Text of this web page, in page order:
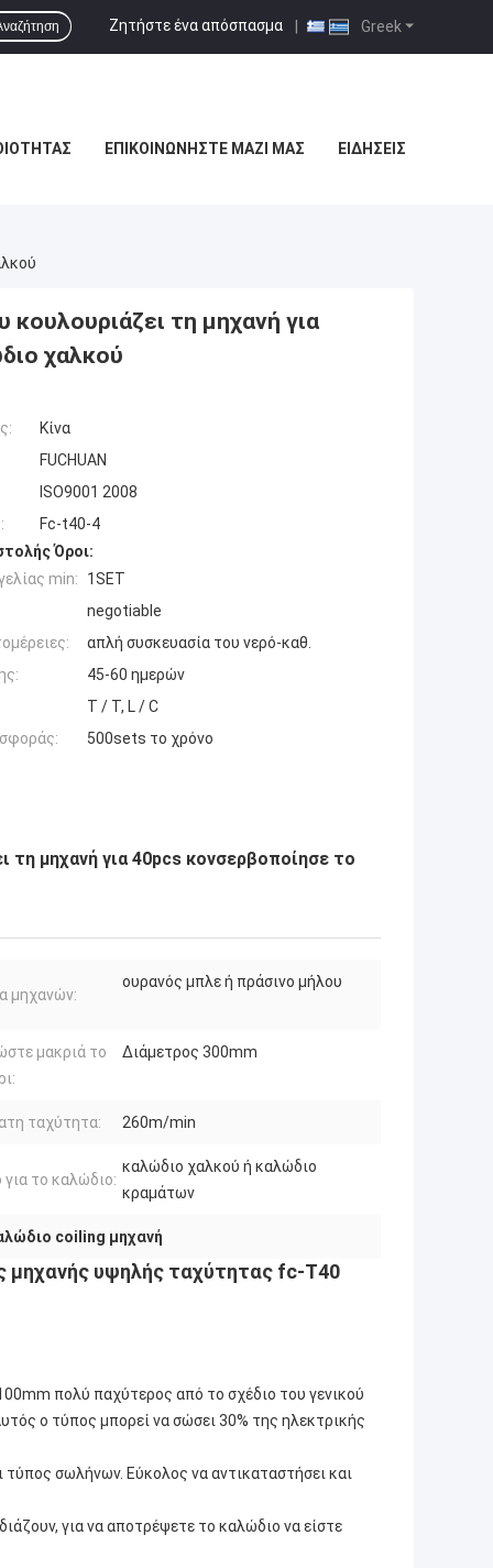
Greek
Ζητήστε ένα απόσπασμα |
ΕΠΙΚΟΙΝΩΝΉΣΤΕ ΜΑΖΊ ΜΑΣ ΕΙΔΉΣΕΙΣ
τη μηχανή για
χαλκού
Κίνα
FUCHUAN
ISO9001 2008
Fc-t40-4
Όροι:
min:
1SET
negotiable
απλή συσκευασία του νερό-καθ.
45-60 ημερών
T / T, L / C
500sets το χρόνο
τη μηχανή για 40pcs κονσερβοποίησε το
μηχανών:
ουρανός μπλε ή πράσινο μήλου
μακριά το
Διάμετρος 300mm
ταχύτητα: 260m/min
για το καλώδιο:
καλώδιο χαλκού ή καλώδιο
κραμάτων
coiling μηχανή
υψηλής ταχύτητας fc-T40
πολύ παχύτερος από το σχέδιο του γενικού
ο τύπος μπορεί να σώσει 30% της ηλεκτρικής
σωλήνων. Εύκολος να αντικαταστήσει και
για να αποτρέψετε το καλώδιο να είστε